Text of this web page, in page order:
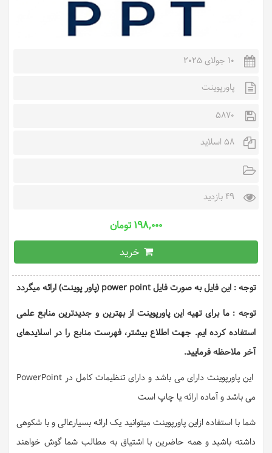
10 جولای 2025
پاورپوینت
5870
58 اسلاید
49 بازدید
۱۹۸,۰۰۰ تومان
خرید
توجه : این فایل به صورت فایل power point (پاور پوینت) ارائه میگردد
توجه : ما برای تهیه این پاورپوینت از بهترین و جدیدترین منابع علمی
استفاده کرده ایم. جهت اطلاع بیشتر، فهرست منابع را در اسلایدهای
آخر ملاحظه فرمایید.
این پاورپوینت دارای می باشد و دارای تنظیمات کامل در PowerPoint
می باشد و آماده ارائه یا چاپ است
شما با استفاده ازاین پاورپوینت میتوانید یک ارائه بسیارعالی و با شکوهی
داشته باشید و همه حاضرین با اشتیاق به مطالب شما گوش خواهند